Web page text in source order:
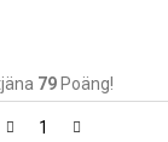
79 Poäng!